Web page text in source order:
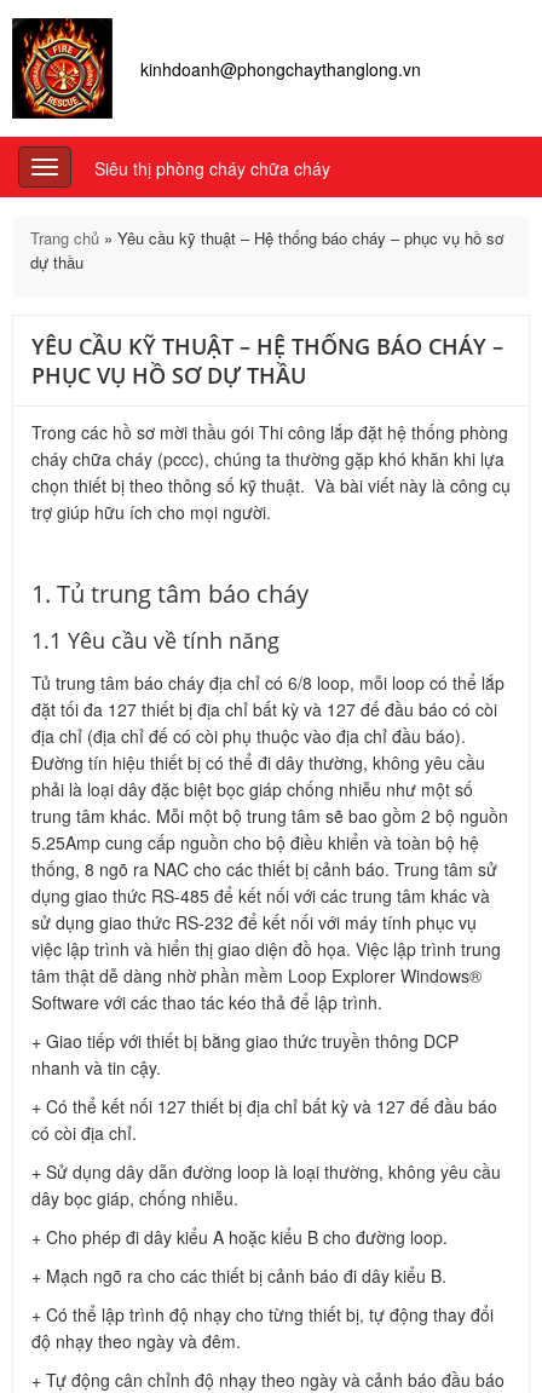
kinhdoanh@phongchaythanglong.vn
Toggle
navigation
Siêu thị phòng cháy chữa cháy
Trang chủ » Yêu cầu kỹ thuật – Hệ thống báo cháy – phục vụ hồ sơ
dự thầu
YÊU CẦU KỸ THUẬT – HỆ THỐNG BÁO CHÁY –
PHỤC VỤ HỒ SƠ DỰ THẦU
Trong các hồ sơ mời thầu gói Thi công lắp đặt hệ thống phòng
cháy chữa cháy (pccc), chúng ta thường gặp khó khăn khi lựa
chọn thiết bị theo thông số kỹ thuật. Và bài viết này là công cụ
trợ giúp hữu ích cho mọi người.
1. Tủ trung tâm báo cháy
1.1 Yêu cầu về tính năng
Tủ trung tâm báo cháy địa chỉ có 6/8 loop, mỗi loop có thể lắp
đặt tối đa 127 thiết bị địa chỉ bất kỳ và 127 đế đầu báo có còi
địa chỉ (địa chỉ đế có còi phụ thuộc vào địa chỉ đầu báo).
Đường tín hiệu thiết bị có thể đi dây thường, không yêu cầu
phải là loại dây đặc biệt bọc giáp chống nhiễu như một số
trung tâm khác. Mỗi một bộ trung tâm sẽ bao gồm 2 bộ nguồn
5.25Amp cung cấp nguồn cho bộ điều khiển và toàn bộ hệ
thống, 8 ngõ ra NAC cho các thiết bị cảnh báo. Trung tâm sử
dụng giao thức RS-485 để kết nối với các trung tâm khác và
sử dụng giao thức RS-232 để kết nối với máy tính phục vụ
việc lập trình và hiển thị giao diện đồ họa. Việc lập trình trung
tâm thật dễ dàng nhờ phần mềm Loop Explorer Windows®
Software với các thao tác kéo thả để lập trình.
+ Giao tiếp với thiết bị bằng giao thức truyền thông DCP
nhanh và tin cậy.
+ Có thể kết nối 127 thiết bị địa chỉ bất kỳ và 127 đế đầu báo
có còi địa chỉ.
+ Sử dụng dây dẫn đường loop là loại thường, không yêu cầu
dây bọc giáp, chống nhiễu.
+ Cho phép đi dây kiểu A hoặc kiểu B cho đường loop.
+ Mạch ngõ ra cho các thiết bị cảnh báo đi dây kiểu B.
+ Có thể lập trình độ nhạy cho từng thiết bị, tự động thay đổi
độ nhạy theo ngày và đêm.
+ Tự động cân chỉnh độ nhạy theo ngày và cảnh báo đầu báo